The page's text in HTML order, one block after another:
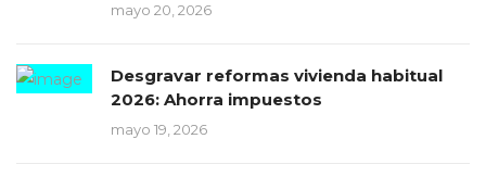
mayo 20, 2026
Desgravar reformas vivienda habitual
2026: Ahorra impuestos
mayo 19, 2026